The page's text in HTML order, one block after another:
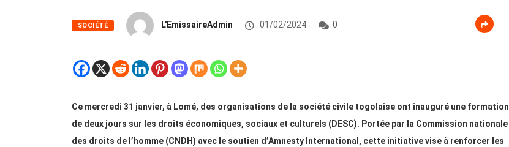
SOCIÉTÉ L'EmissaireAdmin 01/02/2024 0
Ce mercredi 31 janvier, à Lomé, des organisations de la société civile togolaise ont inauguré une formation
de deux jours sur les droits économiques, sociaux et culturels (DESC). Portée par la Commission nationale
des droits de l’homme (CNDH) avec le soutien d’Amnesty International, cette initiative vise à renforcer les